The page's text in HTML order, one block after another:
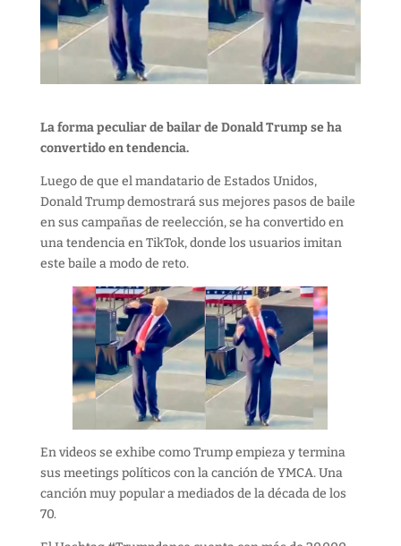
La forma peculiar de bailar de Donald Trump se ha
convertido en tendencia.
Luego de que el mandatario de Estados Unidos,
Donald Trump demostrará sus mejores pasos de baile
en sus campañas de reelección, se ha convertido en
una tendencia en TikTok, donde los usuarios imitan
este baile a modo de reto.
En videos se exhibe como Trump empieza y termina
sus meetings políticos con la canción de YMCA. Una
canción muy popular a mediados de la década de los
70.